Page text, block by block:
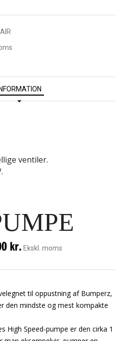
INFORMATION
ventiler.
kr. Ekskl. moms
til oppustning af Bumperz,
den mindste og mest kompakte
High Speed-pumpe er den cirka 1